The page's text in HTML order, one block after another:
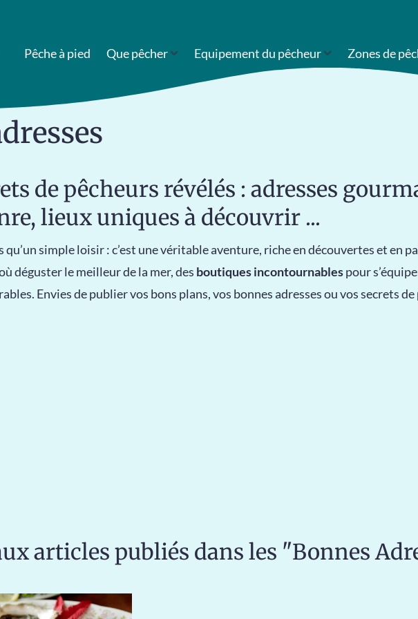
Pêche à pied Que pêcher Equipement du pêcheur Zones de
de pêcheurs révélés : adresses
lieux uniques à découvrir ...
qu’un simple loisir : c’est une véritable aventure, riche en découvertes et en
déguster le meilleur de la mer, des boutiques incontournablespour
Envies de publier vos bons plans, vos bonnes adresses ou vos secrets de
articles publiés dans les "Bonnes